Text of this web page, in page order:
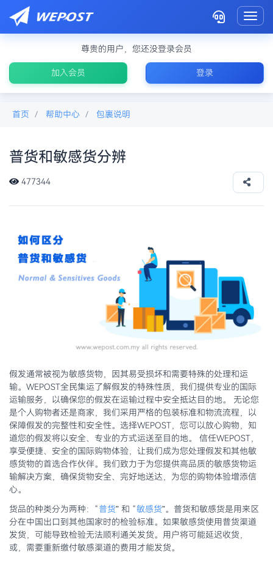
尊贵的用户，您还没登录会员
加入会员 登录
首页 帮助中心 包裹说明
普货和敏感货分辨
477344
假发通常被视为敏感货物，因其易受损坏和需要特殊的处理和运
输。WEPOST全民集运了解假发的特殊性质，我们提供专业的国际
运输服务，以确保您的假发在运输过程中安全抵达目的地。 无论您
是个人购物者还是商家，我们采用严格的包装标准和物流流程，以
保障假发的完整性和安全性。选择WEPOST，您可以放心购物，知
道您的假发将以安全、专业的方式运送至目的地。 信任WEPOST，
享受便捷、安全的国际购物体验，让我们成为您处理假发和其他敏
感货物的首选合作伙伴。我们致力于为您提供高品质的敏感货物运
输解决方案，确保货物安全、完好地送达，为您的购物体验增添信
心。
货品的种类分为两种：“普货” 和 “敏感货”。普货和敏感货是用来区
分在中国出口到其他国家时的检验标准。如果敏感货使用普货渠道
发货，可能导致检验无法顺利通关发货。用户将可能延迟收货，
或，需要重新缴付敏感渠道的费用才能发货。